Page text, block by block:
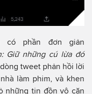
có phần đơn giản
Giữ những cú lừa đó
tweet phản hồi lời
làm phim, và khen
những tin đồn vô căn